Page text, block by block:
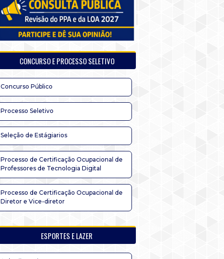
CONCURSO E PROCESSO SELETIVO
Concurso Público
Processo Seletivo
Seleção de Estágiarios
Processo de Certificação Ocupacional de
Professores de Tecnologia Digital
Processo de Certificação Ocupacional de
Diretor e Vice-diretor
ESPORTES E LAZER